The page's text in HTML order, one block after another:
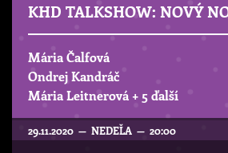
KHD TALKSHOW: NOVÝ
Mária Čalfová
Ondrej Kandráč
Mária Leitnerová + 5 ďalší
29.11.2020 — NEDEĽA — 20:00